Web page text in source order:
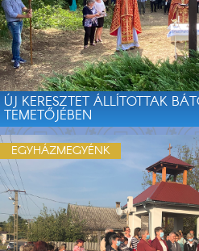
ÚJ KERESZTET ÁLLÍTOTTAK
TEMETŐJÉBEN
EGYHÁZMEGYÉNK